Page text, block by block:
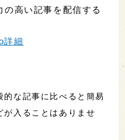
高い記事を配信する
詳細
な記事に比べると簡易
が入ることはありませ